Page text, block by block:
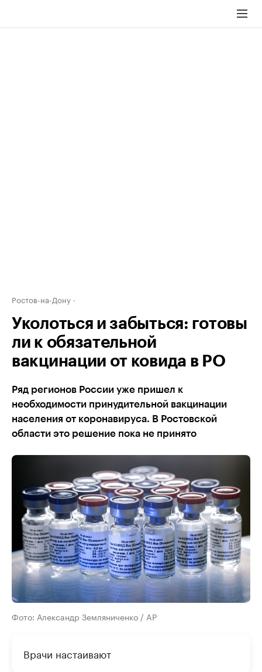
Ростов-на-Дону
Уколоться и забыться: готовы
ли к обязательной
вакцинации от ковида в РО
Ряд регионов России уже пришел к
необходимости принудительной вакцинации
населения от коронавируса. В Ростовской
области это решение пока не принято
Фото: Александр Земляниченко / AP
Врачи настаивают